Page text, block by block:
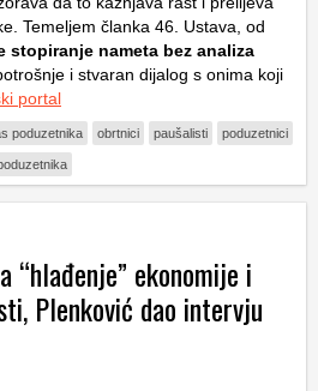
Temeljem članka 46. Ustava, od
stopiranje nameta bez analiza
i stvaran dijalog s onima koji
portal
poduzetnika obrtnici paušalisti poduzetnici
“hlađenje” ekonomije i
Plenković dao intervju